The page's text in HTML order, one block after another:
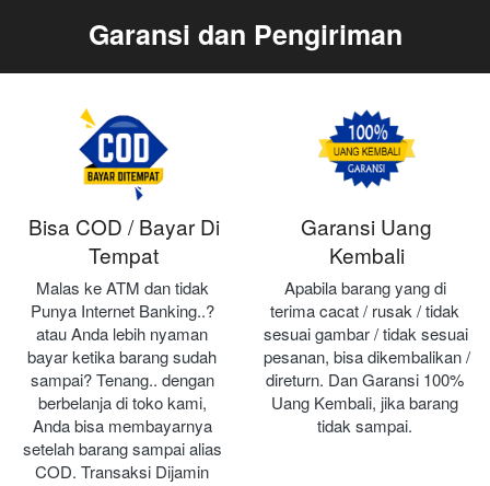
Garansi dan Pengiriman
Bisa COD / Bayar Di
Tempat
Malas ke ATM dan tidak
Punya Internet Banking..?
atau Anda lebih nyaman
bayar ketika barang sudah
sampai? Tenang.. dengan
berbelanja di toko kami,
Anda bisa membayarnya
setelah barang sampai alias
COD. Transaksi Dijamin
Garansi Uang
Kembali
Apabila barang yang di
terima cacat / rusak / tidak
sesuai gambar / tidak sesuai
pesanan, bisa dikembalikan /
direturn. Dan Garansi 100%
Uang Kembali, jika barang
tidak sampai.